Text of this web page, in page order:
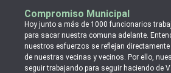
Compromiso Municipal
Hoy junto a más de 1000 funcionarios
para sacar nuestra comuna adelante.
nuestros esfuerzos se reflejan
de nuestras vecinas y vecinos. Por ello,
seguir trabajando para seguir haciendo de